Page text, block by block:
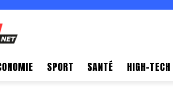
SPORT SANTÉ HIGH-TECH